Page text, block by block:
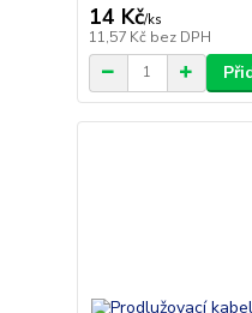
14 Kč/ks
11,57 Kč bez DPH